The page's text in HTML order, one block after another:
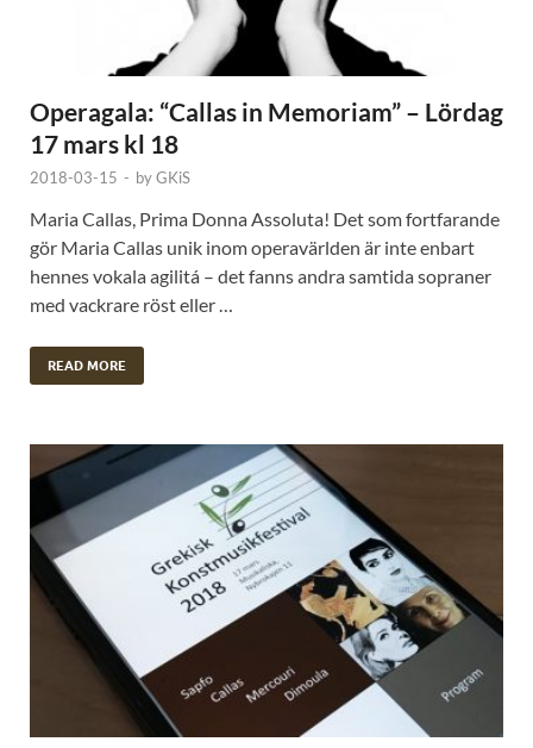
Operagala: “Callas in Memoriam” – Lördag
17 mars kl 18
2018-03-15 - byGKiS
Maria Callas, Prima Donna Assoluta! Det som fortfarande
gör Maria Callas unik inom operavärlden är inte enbart
hennes vokala agilitá – det fanns andra samtida sopraner
med vackrare röst eller …
READ MORE